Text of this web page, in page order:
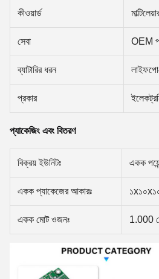
কীওয়ার্ড
সেবা OEM
ব্যাটারির ধরন
প্রকার
প্যাকেজিং এবং বিতরণ
বিক্রয় ইউনিটঃ একক
একক প্যাকেজের আকারঃ
একক মোট ওজনঃ 1.000